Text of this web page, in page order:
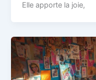
Elle apporte la joie,